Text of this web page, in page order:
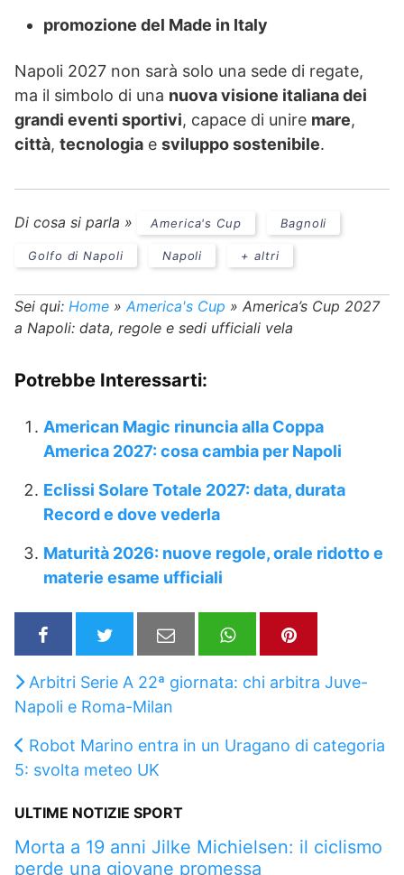
promozione del Made in Italy
Napoli 2027 non sarà solo una sede di regate,
ma il simbolo di una nuova visione italiana dei
grandi eventi sportivi, capace di unire mare,
città, tecnologia e sviluppo sostenibile.
Di cosa si parla » America's Cup Bagnoli
Golfo di Napoli Napoli + altri
Sei qui: Home » America's Cup » America’s Cup 2027
a Napoli: data, regole e sedi ufficiali vela
Potrebbe Interessarti:
American Magic rinuncia alla Coppa
America 2027: cosa cambia per Napoli
Eclissi Solare Totale 2027: data, durata
Record e dove vederla
Maturità 2026: nuove regole, orale ridotto e
materie esame ufficiali
Arbitri Serie A 22ª giornata: chi arbitra Juve-
Napoli e Roma-Milan
Robot Marino entra in un Uragano di categoria
5: svolta meteo UK
ULTIME NOTIZIE SPORT
Morta a 19 anni Jilke Michielsen: il ciclismo
perde una giovane promessa